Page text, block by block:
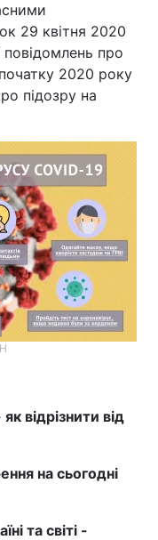
29 квітня 2020
повідомлень про
2020 року
підозру на
як відрізнити від
на сьогодні
та світі -